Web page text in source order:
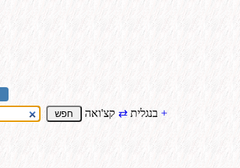
בנגלית⇄ +